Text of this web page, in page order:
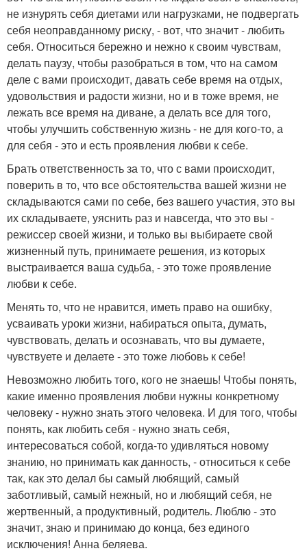
не изнурять себя диетами или нагрузками, не подвергать
себя неоправданному риску, - вот, что значит - любить
себя. Относиться бережно и нежно к своим чувствам,
делать паузу, чтобы разобраться в том, что на самом
деле с вами происходит, давать себе время на отдых,
удовольствия и радости жизни, но и в тоже время, не
лежать все время на диване, а делать все для того,
чтобы улучшить собственную жизнь - не для кого-то, а
для себя - это и есть проявления любви к себе.
Брать ответственность за то, что с вами происходит,
поверить в то, что все обстоятельства вашей жизни не
складываются сами по себе, без вашего участия, это вы
их складываете, уяснить раз и навсегда, что это вы -
режиссер своей жизни, и только вы выбираете свой
жизненный путь, принимаете решения, из которых
выстраивается ваша судьба, - это тоже проявление
любви к себе.
Менять то, что не нравится, иметь право на ошибку,
усваивать уроки жизни, набираться опыта, думать,
чувствовать, делать и осознавать, что вы думаете,
чувствуете и делаете - это тоже любовь к себе!
Невозможно любить того, кого не знаешь! Чтобы понять,
какие именно проявления любви нужны конкретному
человеку - нужно знать этого человека. И для того, чтобы
понять, как любить себя - нужно знать себя,
интересоваться собой, когда-то удивляться новому
знанию, но принимать как данность, - относиться к себе
так, как это делал бы самый любящий, самый
заботливый, самый нежный, но и любящий себя, не
жертвенный, а продуктивный, родитель. Люблю - это
значит, знаю и принимаю до конца, без единого
исключения! Анна беляева.